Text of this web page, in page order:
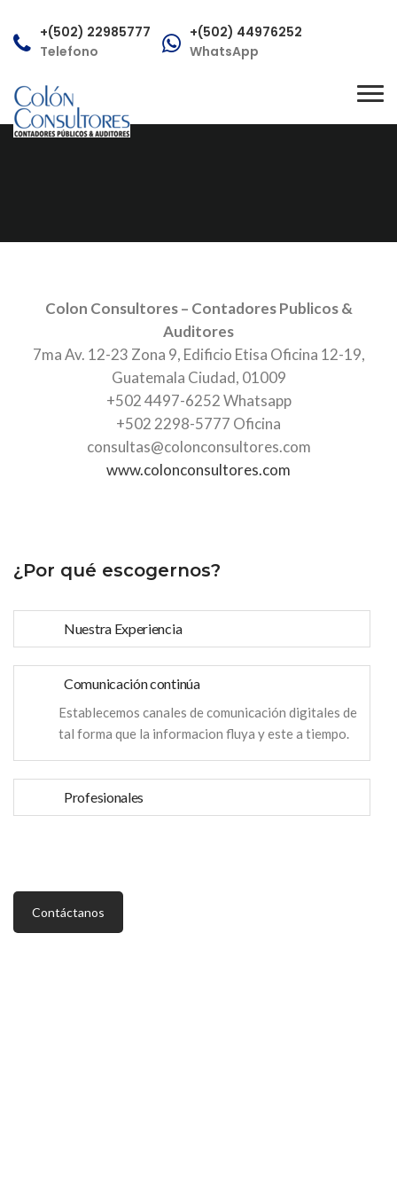
+(502) 22985777
Telefono
+(502) 44976252
WhatsApp
Correo
Colon Consultores – Contadores Publicos &
Auditores
7ma Av. 12-23 Zona 9, Edificio Etisa Oficina 12-19,
Guatemala Ciudad, 01009
+502 4497-6252 Whatsapp
+502 2298-5777 Oficina
consultas@colonconsultores.com
www.colonconsultores.com
¿Por qué escogernos?
Nuestra Experiencia
Comunicación continúa
Establecemos canales de comunicación digitales de
tal forma que la informacion fluya y este a tiempo.
Profesionales
Contáctanos